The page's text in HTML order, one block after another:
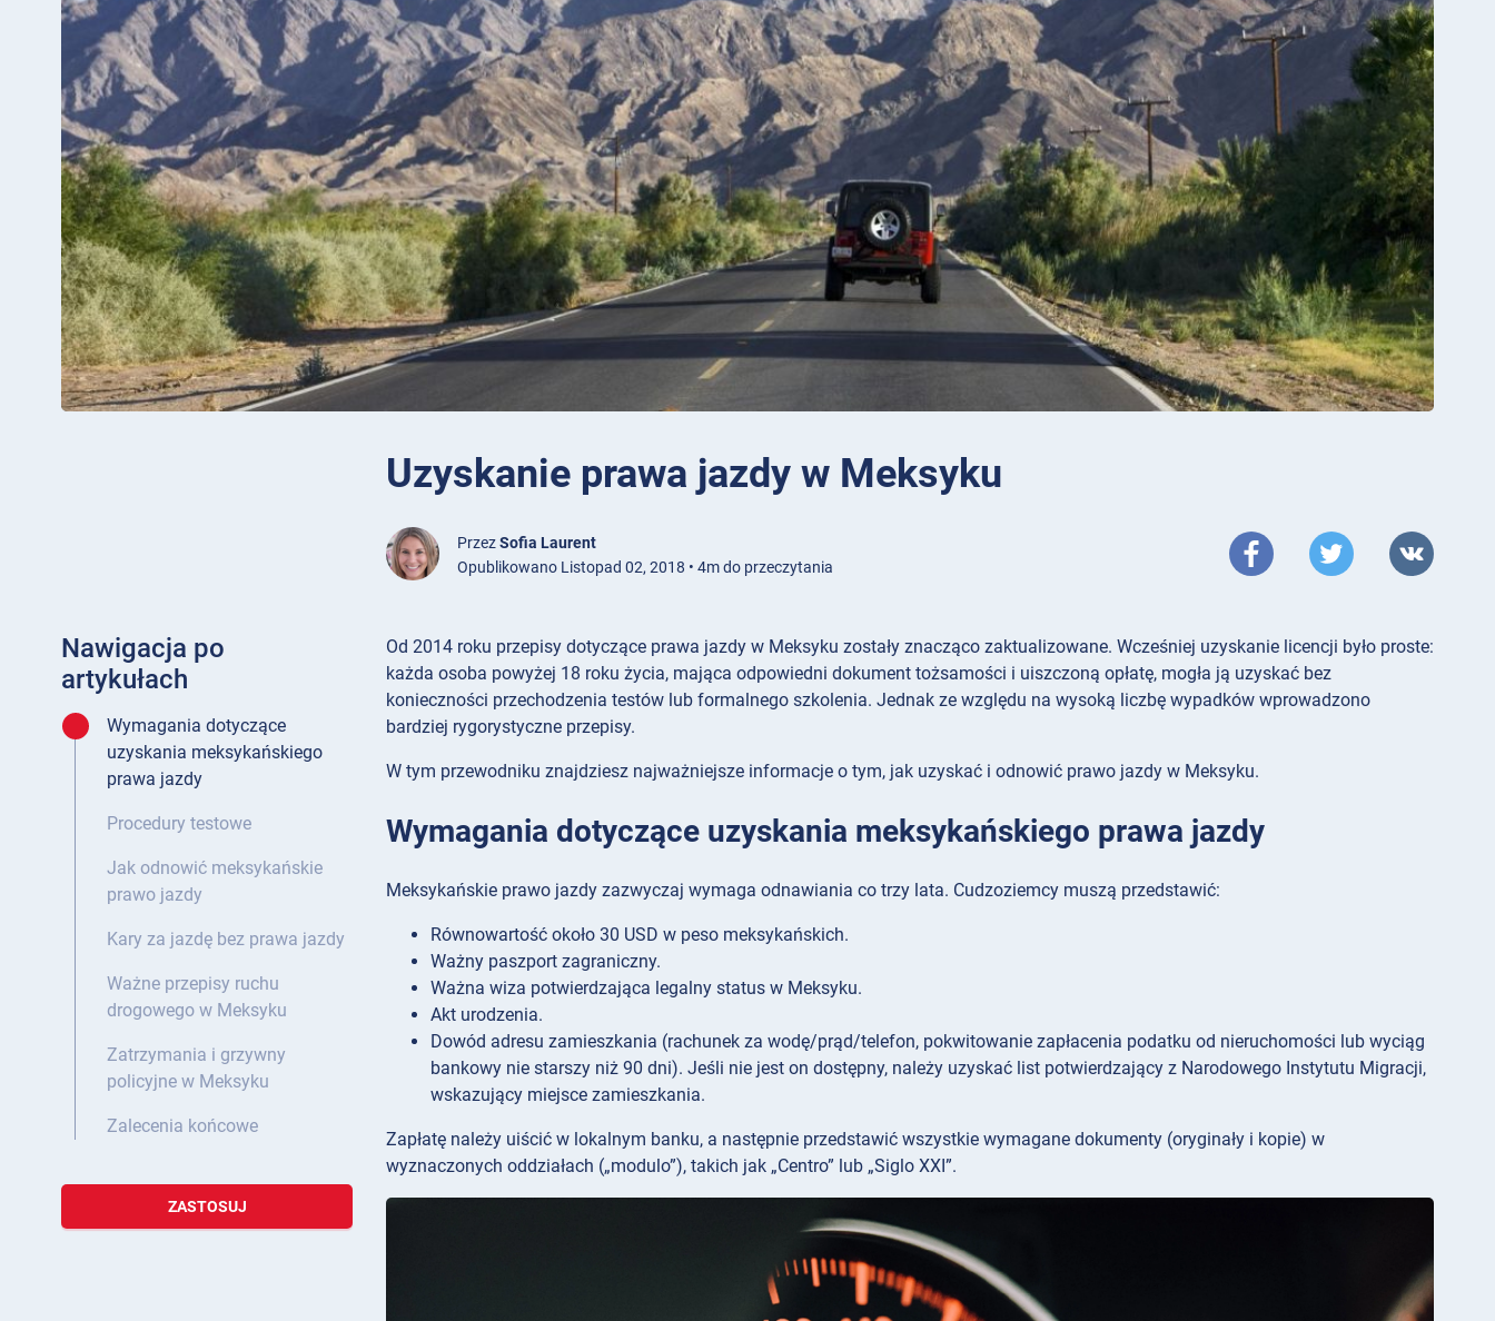
Uzyskanie prawa jazdy w Meksyku
PrzezSofia Laurent
Opublikowano Listopad 02, 2018 • 4m do przeczytania
Nawigacja po
artykułach
Wymagania dotyczące
uzyskania meksykańskiego
prawa jazdy
Procedury testowe
Jak odnowić meksykańskie
prawo jazdy
Kary za jazdę bez prawa jazdy
Ważne przepisy ruchu
drogowego w Meksyku
Zatrzymania i grzywny
policyjne w Meksyku
Zalecenia końcowe
ZASTOSUJ
Od 2014 roku przepisy dotyczące prawa jazdy w Meksyku zostały znacząco zaktualizowane. Wcześniej uzyskanie licencji było proste:
każda osoba powyżej 18 roku życia, mająca odpowiedni dokument tożsamości i uiszczoną opłatę, mogła ją uzyskać bez
konieczności przechodzenia testów lub formalnego szkolenia. Jednak ze względu na wysoką liczbę wypadków wprowadzono
bardziej rygorystyczne przepisy.
W tym przewodniku znajdziesz najważniejsze informacje o tym, jak uzyskać i odnowić prawo jazdy w Meksyku.
Wymagania dotyczące uzyskania meksykańskiego prawa jazdy
Meksykańskie prawo jazdy zazwyczaj wymaga odnawiania co trzy lata. Cudzoziemcy muszą przedstawić:
Równowartość około 30 USD w peso meksykańskich.
Ważny paszport zagraniczny.
Ważna wiza potwierdzająca legalny status w Meksyku.
Akt urodzenia.
Dowód adresu zamieszkania (rachunek za wodę/prąd/telefon, pokwitowanie zapłacenia podatku od nieruchomości lub wyciąg
bankowy nie starszy niż 90 dni). Jeśli nie jest on dostępny, należy uzyskać list potwierdzający z Narodowego Instytutu Migracji,
wskazujący miejsce zamieszkania.
Zapłatę należy uiścić w lokalnym banku, a następnie przedstawić wszystkie wymagane dokumenty (oryginały i kopie) w
wyznaczonych oddziałach („modulo”), takich jak „Centro” lub „Siglo XXI”.